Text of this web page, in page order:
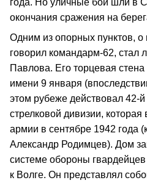
года. Но уличные бои шли в
окончания сражения на
Одним из опорных пунктов, о
говорил командарм-62, стал
Павлова. Его торцевая
имени 9 января
этом рубеже действовал 42-й
стрелковой дивизии, которая
армии в сентябре 1942 года
Александр Родимцев). Дом
системе обороны
к Волге. Он представлял